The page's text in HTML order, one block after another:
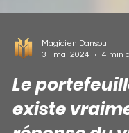
Magicien Dansou
31 mai 2024
4 min